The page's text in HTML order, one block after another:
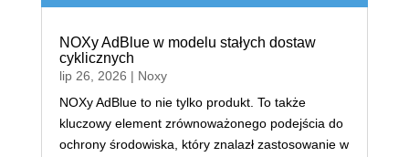
NOXy AdBlue w modelu stałych dostaw
cyklicznych
lip 26, 2026 | Noxy
NOXy AdBlue to nie tylko produkt. To także
kluczowy element zrównoważonego podejścia do
ochrony środowiska, który znalazł zastosowanie w